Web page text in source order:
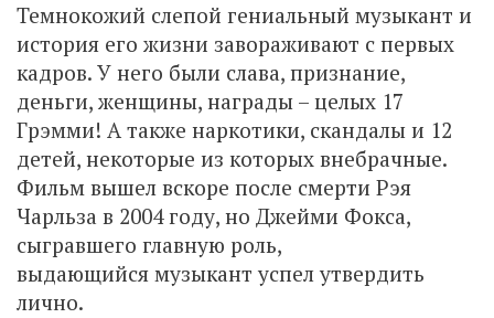
Темнокожий слепой гениальный музыкант и
история его жизни завораживают с первых
кадров. У него были слава, признание,
деньги, женщины, награды – целых 17
Грэмми! А также наркотики, скандалы и 12
детей, некоторые из которых внебрачные.
Фильм вышел вскоре после смерти Рэя
Чарльза в 2004 году, но Джейми Фокса,
сыгравшего главную роль,
выдающийся музыкант успел утвердить
лично.